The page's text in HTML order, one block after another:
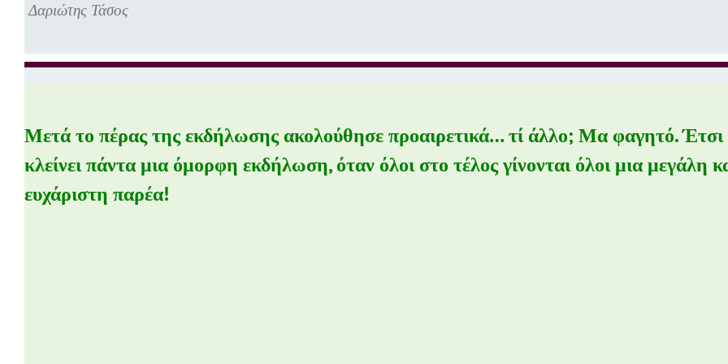
Δαριώτης Τάσος
Μετά το πέρας της εκδήλωσης ακολούθησε προαιρετικά… τί άλλο; Μα φαγητό. Έτσι
κλείνει πάντα μια όμορφη εκδήλωση, όταν όλοι στο τέλος γίνονται όλοι μια μεγάλη
ευχάριστη παρέα!